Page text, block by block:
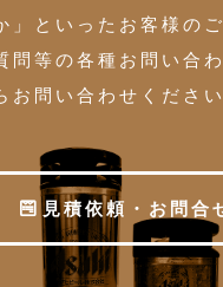
」といったお客様の
問等の各種お問い合
お問い合わせください
見積依頼 ・ お 問合